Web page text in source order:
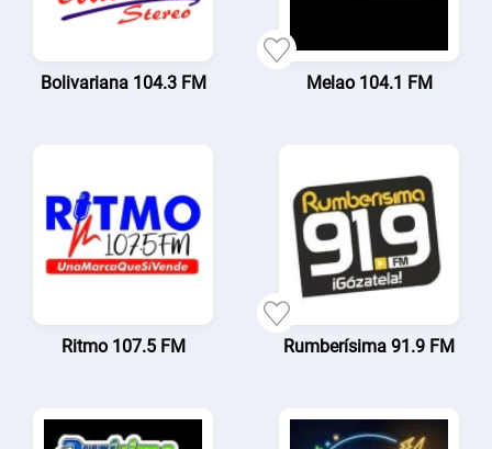
Bolivariana 104.3 FM Melao 104.1 FM
Ritmo 107.5 FM Rumberísima 91.9 FM